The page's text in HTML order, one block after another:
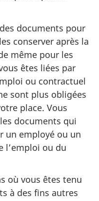
documents pour
conserver après la
même pour les
êtes liées par
ou contractuel
sont plus obligées
place. Vous
documents qui
un employé ou un
l’emploi ou du
où vous êtes tenu
à des fins autres